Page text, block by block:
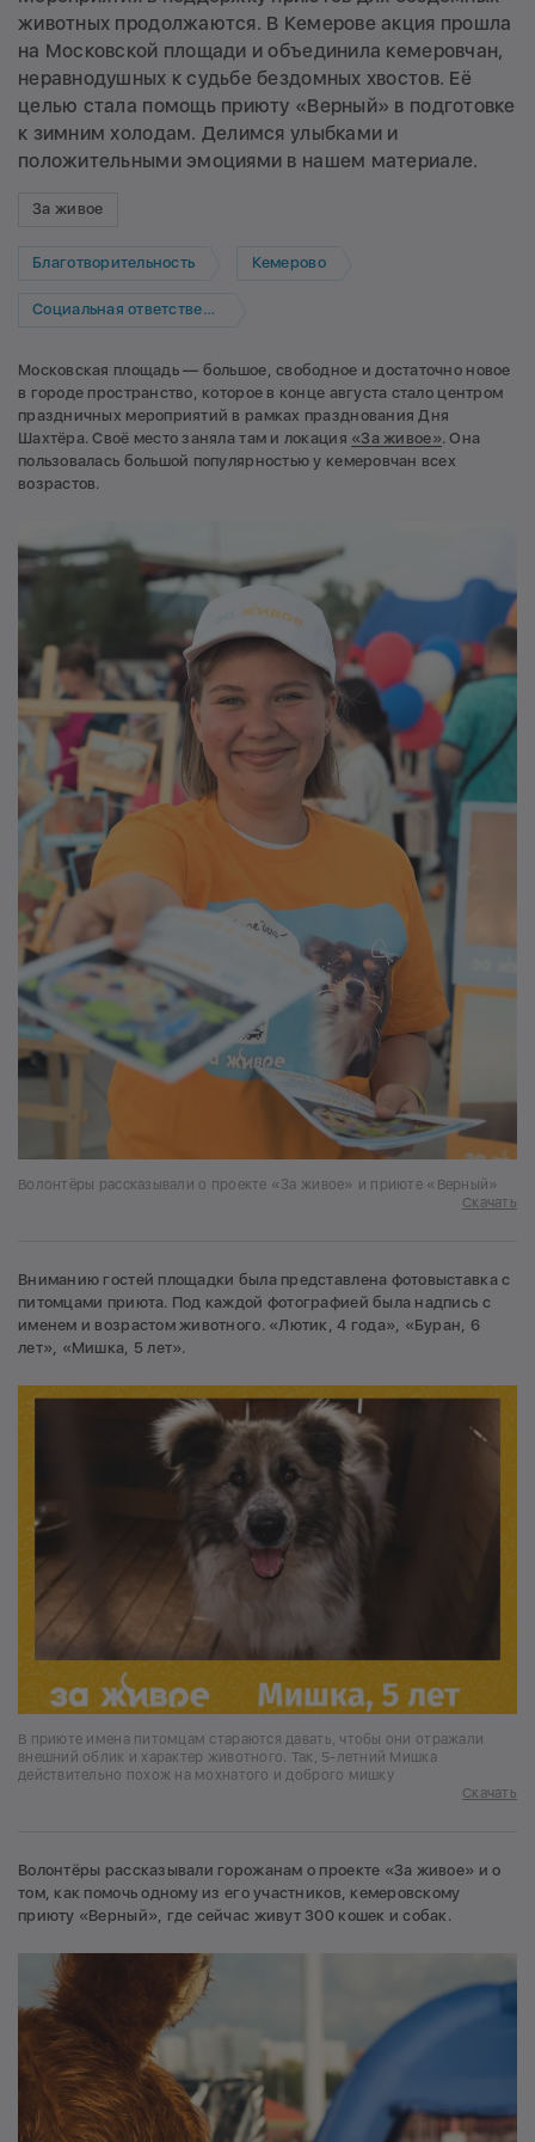
животных продолжаются. В Кемерове акция прошла
на Московской площади и объединила кемеровчан,
неравнодушных к судьбе бездомных хвостов. Её
целью стала помощь приюту «Верный» в подготовке
к зимним холодам. Делимся улыбками и
положительными эмоциями в нашем материале.
За живое
Благотворительность Кемерово
Социальная ответственность
Московская площадь — большое, свободное и достаточно новое
в городе пространство, которое в конце августа стало центром
праздничных мероприятий в рамках празднования Дня
Шахтёра. Своё место заняла там и локация «За живое». Она
пользовалась большой популярностью у кемеровчан всех
возрастов.
Волонтёры рассказывали о проекте «За живое» и приюте «Верный»
Скачать
Вниманию гостей площадки была представлена фотовыставка с
питомцами приюта. Под каждой фотографией была надпись с
именем и возрастом животного. «Лютик, 4 года», «Буран, 6
лет», «Мишка, 5 лет».
В приюте имена питомцам стараются давать, чтобы они отражали
внешний облик и характер животного. Так, 5-летний Мишка
действительно похож на мохнатого и доброго мишку
Скачать
Волонтёры рассказывали горожанам о проекте «За живое» и о
том, как помочь одному из его участников, кемеровскому
приюту «Верный», где сейчас живут 300 кошек и собак.